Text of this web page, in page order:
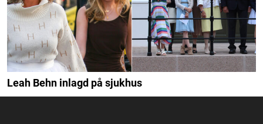
Leah Behn inlagd på sjukhus